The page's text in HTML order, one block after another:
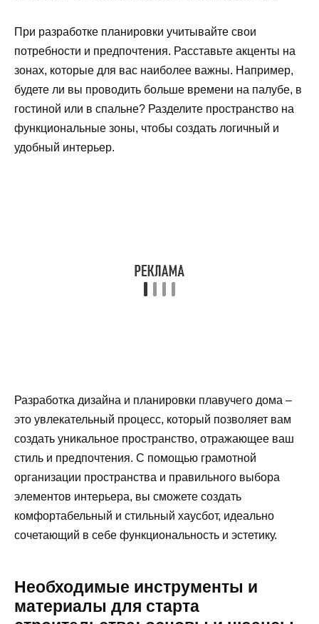
При разработке планировки учитывайте свои
потребности и предпочтения. Расставьте акценты на
зонах, которые для вас наиболее важны. Например,
будете ли вы проводить больше времени на палубе, в
гостиной или в спальне? Разделите пространство на
функциональные зоны, чтобы создать логичный и
удобный интерьер.
Разработка дизайна и планировки плавучего дома –
это увлекательный процесс, который позволяет вам
создать уникальное пространство, отражающее ваш
стиль и предпочтения. С помощью грамотной
организации пространства и правильного выбора
элементов интерьера, вы сможете создать
комфортабельный и стильный хаусбот, идеально
сочетающий в себе функциональность и эстетику.
Необходимые инструменты и
материалы для старта